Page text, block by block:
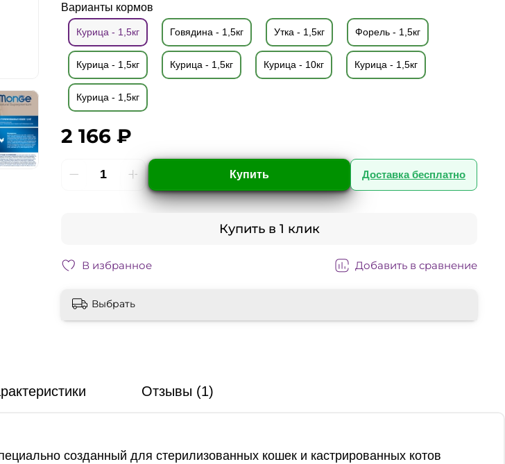
Варианты кормов
Курица - 1,5кг Говядина - 1,5кг Утка - 1,5кг Форель - 1,5кг
Курица - 1,5кг Курица - 1,5кг Курица - 10кг Курица - 1,5кг
Курица - 1,5кг
2 166 ₽
Купить Доставка бесплатно
Купить в 1 клик
В избранное Добавить в сравнение
Выбрать
Отзывы (1)
созданный для стерилизованных кошек и кастрированных котов